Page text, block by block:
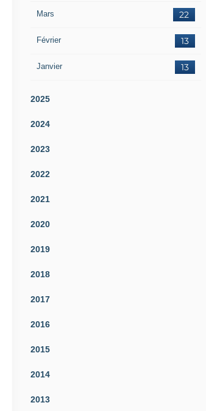
Mars 22
Février 13
Janvier 13
2025
2024
2023
2022
2021
2020
2019
2018
2017
2016
2015
2014
2013